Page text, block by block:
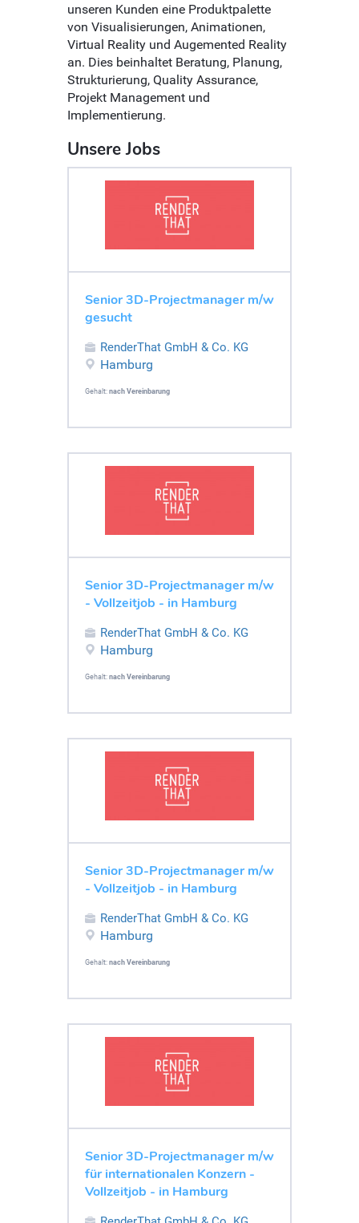
unseren Kunden eine Produktpalette
von Visualisierungen, Animationen,
Virtual Reality und Augemented Reality
an. Dies beinhaltet Beratung, Planung,
Strukturierung, Quality Assurance,
Projekt Management und
Implementierung.
Unsere Jobs
Senior 3D-Projectmanager m/w
gesucht
RenderThat GmbH & Co. KG
Hamburg
Gehalt: nach Vereinbarung
Senior 3D-Projectmanager m/w
- Vollzeitjob - in Hamburg
RenderThat GmbH & Co. KG
Hamburg
Gehalt: nach Vereinbarung
Senior 3D-Projectmanager m/w
- Vollzeitjob - in Hamburg
RenderThat GmbH & Co. KG
Hamburg
Gehalt: nach Vereinbarung
Senior 3D-Projectmanager m/w
für internationalen Konzern -
Vollzeitjob - in Hamburg